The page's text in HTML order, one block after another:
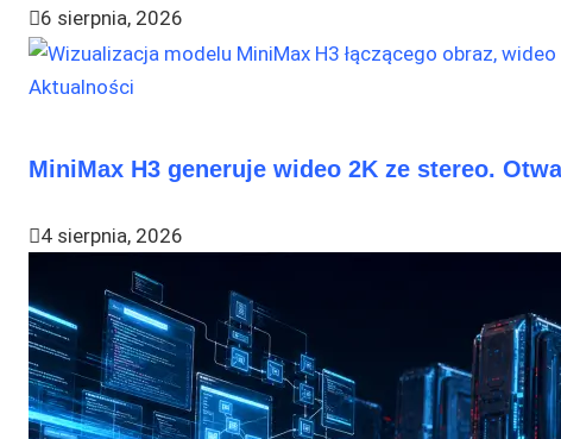
6 sierpnia, 2026
Aktualności
MiniMax H3 generuje wideo 2K ze stereo.
4 sierpnia, 2026